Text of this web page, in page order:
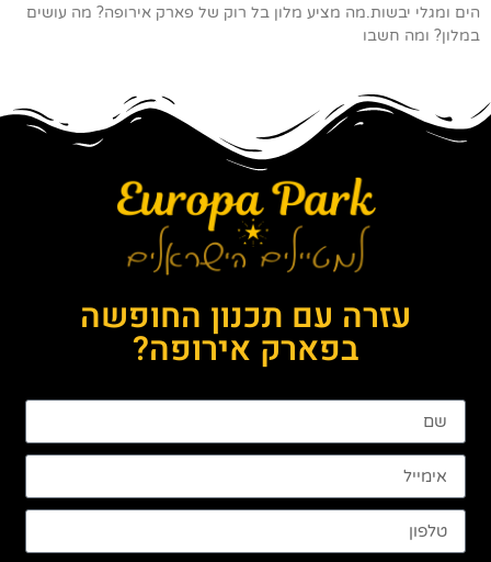
הים ומגלי יבשות.מה מציע מלון בל רוק של פארק אירופה? מה עושים
במלון? ומה חשבו
עזרה עם תכנון החופשה
בפארק אירופה?